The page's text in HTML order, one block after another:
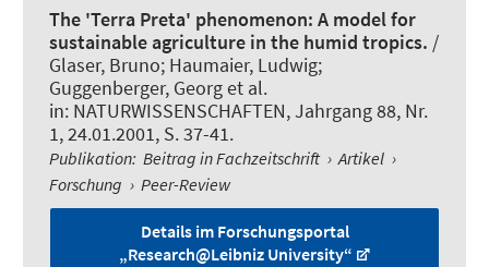
The 'Terra Preta' phenomenon: A model for
sustainable agriculture in the humid tropics. /
Glaser, Bruno; Haumaier, Ludwig;
Guggenberger, Georget al.
in: NATURWISSENSCHAFTEN, Jahrgang 88, Nr.
1, 24.01.2001, S. 37-41.
Publikation: Beitrag in Fachzeitschrift › Artikel ›
Forschung › Peer-Review
Details im Forschungsportal
„Research@Leibniz University“